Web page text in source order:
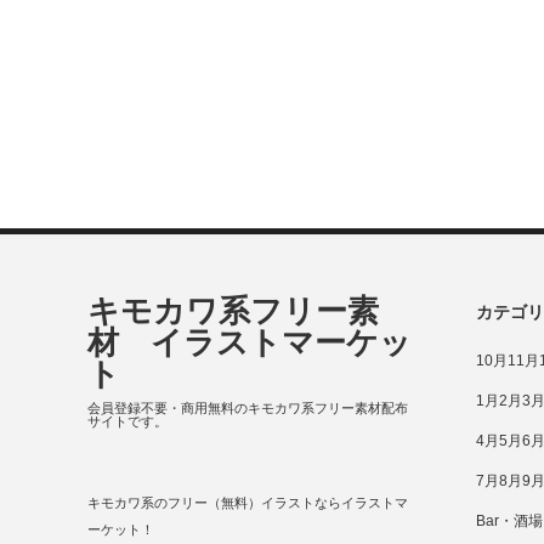
カテゴ
10月11月
1月2月3
4月5月6
7月8月9
Bar・酒場
キモカワ系フリー素
材 イラストマーケッ
ト
会員登録不要・商用無料のキモカワ系フリー素材配布
サイトです。
キモカワ系のフリー（無料）イラストならイラストマ
ーケット！